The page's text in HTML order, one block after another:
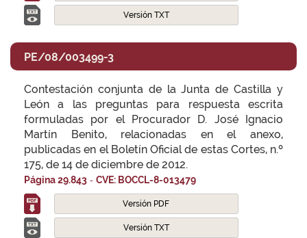
Versión TXT
PE/08/003499-3
Contestación conjunta de la Junta de Castilla y
León a las preguntas para respuesta escrita
formuladas por el Procurador D. José Ignacio
Martín Benito, relacionadas en el anexo,
publicadas en el Boletín Oficial de estas Cortes, n.º
175, de 14 de diciembre de 2012.
Página 29.843 - CVE: BOCCL-8-013479
Versión PDF
Versión TXT